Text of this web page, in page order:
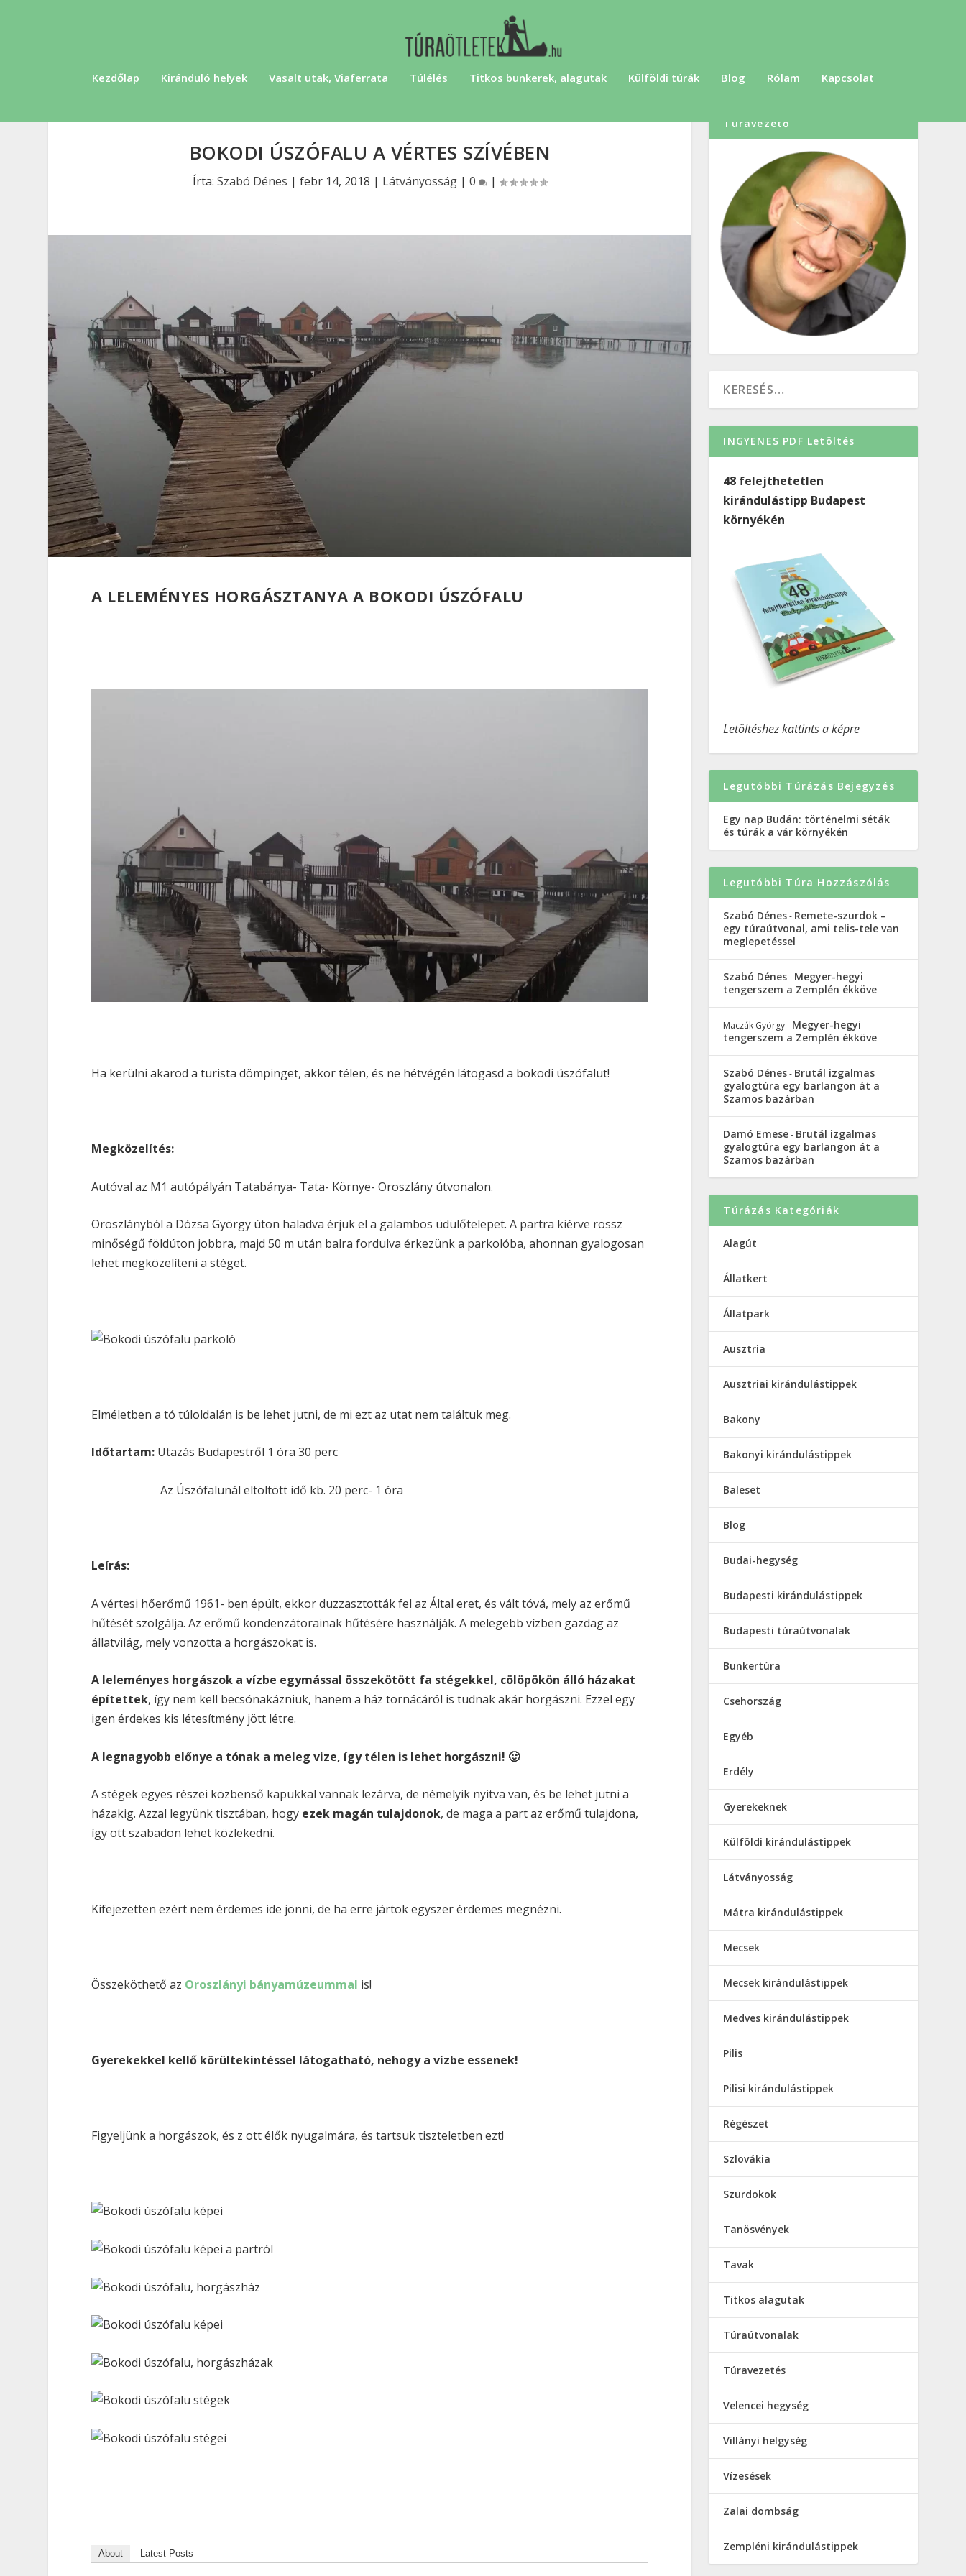
Kezdőlap Kiránduló helyek Vasalt utak, Viaferrata Túlélés Titkos bunkerek, alagutak Külföldi túrák Blog Rólam Kapcsolat
BOKODI ÚSZÓFALU A VÉRTES SZÍVÉBEN
Írta:Szabó Dénes |febr 14, 2018 | Látványosság |0 |
A LELEMÉNYES HORGÁSZTANYA A BOKODI ÚSZÓFALU
Ha kerülni akarod a turista dömpinget, akkor télen, és ne hétvégén látogasd a bokodi úszófalut!
Megközelítés:
Autóval az M1 autópályán Tatabánya- Tata- Környe- Oroszlány útvonalon.
Oroszlányból a Dózsa György úton haladva érjük el a galambos üdülőtelepet. A partra kiérve rossz
minőségű földúton jobbra, majd 50 m után balra fordulva érkezünk a parkolóba, ahonnan gyalogosan
lehet megközelíteni a stéget.
Elméletben a tó túloldalán is be lehet jutni, de mi ezt az utat nem találtuk meg.
Időtartam: Utazás Budapestről 1 óra 30 perc
Az Úszófalunál eltöltött idő kb. 20 perc- 1 óra
Leírás:
A vértesi hőerőmű 1961- ben épült, ekkor duzzasztották fel az Által eret, és vált tóvá, mely az erőmű
hűtését szolgálja. Az erőmű kondenzátorainak hűtésére használják. A melegebb vízben gazdag az
állatvilág, mely vonzotta a horgászokat is.
A leleményes horgászok a vízbe egymással összekötött fa stégekkel, cölöpökön álló házakat
építettek, így nem kell becsónakázniuk, hanem a ház tornácáról is tudnak akár horgászni. Ezzel egy
igen érdekes kis létesítmény jött létre.
A legnagyobb előnye a tónak a meleg vize, így télen is lehet horgászni! 🙂
A stégek egyes részei közbenső kapukkal vannak lezárva, de némelyik nyitva van, és be lehet jutni a
házakig. Azzal legyünk tisztában, hogy ezek magán tulajdonok, de maga a part az erőmű tulajdona,
így ott szabadon lehet közlekedni.
Kifejezetten ezért nem érdemes ide jönni, de ha erre jártok egyszer érdemes megnézni.
Összeköthető az Oroszlányi bányamúzeummal is!
Gyerekekkel kellő körültekintéssel látogatható, nehogy a vízbe essenek!
Figyeljünk a horgászok, és z ott élők nyugalmára, és tartsuk tiszteletben ezt!
About Latest Posts
Túravezető
INGYENES PDF Letöltés
48 felejthetetlen
kirándulástipp Budapest
környékén
Letöltéshez kattints a képre
Legutóbbi Túrázás Bejegyzés
Egy nap Budán: történelmi séták
és túrák a vár környékén
Legutóbbi Túra Hozzászólás
Szabó Dénes- Remete-szurdok –
egy túraútvonal, ami telis-tele van
meglepetéssel
Szabó Dénes- Megyer-hegyi
tengerszem a Zemplén ékköve
Maczák György- Megyer-hegyi
tengerszem a Zemplén ékköve
Szabó Dénes- Brutál izgalmas
gyalogtúra egy barlangon át a
Szamos bazárban
Damó Emese- Brutál izgalmas
gyalogtúra egy barlangon át a
Szamos bazárban
Túrázás Kategóriák
Alagút
Állatkert
Állatpark
Ausztria
Ausztriai kirándulástippek
Bakony
Bakonyi kirándulástippek
Baleset
Blog
Budai-hegység
Budapesti kirándulástippek
Budapesti túraútvonalak
Bunkertúra
Csehország
Egyéb
Erdély
Gyerekeknek
Külföldi kirándulástippek
Látványosság
Mátra kirándulástippek
Mecsek
Mecsek kirándulástippek
Medves kirándulástippek
Pilis
Pilisi kirándulástippek
Régészet
Szlovákia
Szurdokok
Tanösvények
Tavak
Titkos alagutak
Túraútvonalak
Túravezetés
Velencei hegység
Villányi helgység
Vízesések
Zalai dombság
Zempléni kirándulástippek